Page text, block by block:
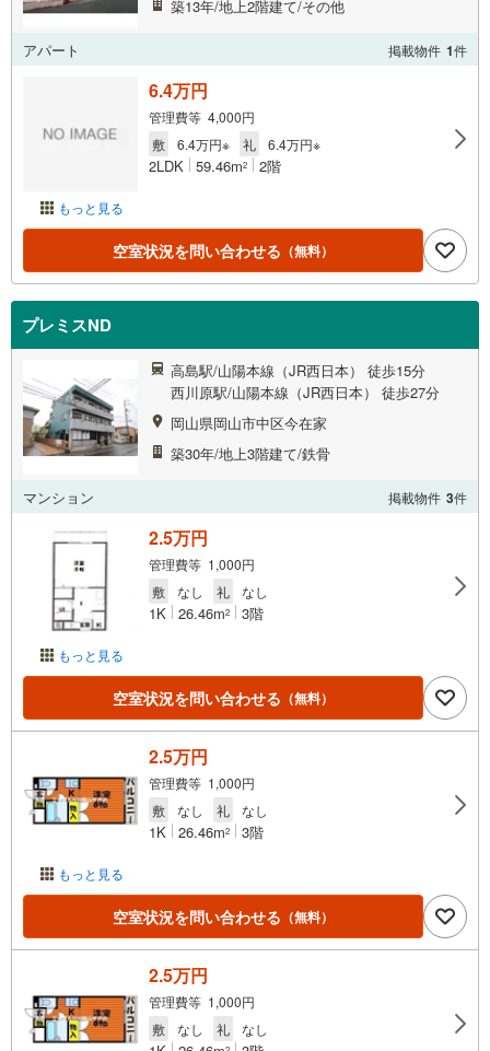
築13年/地上2階建て/その他
アパート 掲載物件 1件
もっと見る
6.4万円
管理費等 4,000円
敷
6.4万円※ 礼 6.4万円※
2LDK 59.46m2 2階
空室状況を問い合わせる （無料）
プレミスND
高島駅/山陽本線（JR西日本） 徒歩15分
西川原駅/山陽本線（JR西日本） 徒歩27分
岡山県岡山市中区今在家
築30年/地上3階建て/鉄骨
マンション 掲載物件 3件
もっと見る
2.5万円
管理費等 1,000円
敷
なし 礼 なし
1K 26.46m2 3階
空室状況を問い合わせる （無料）
もっと見る
2.5万円
管理費等 1,000円
敷
なし 礼 なし
1K 26.46m2 3階
空室状況を問い合わせる （無料）
2.5万円
管理費等 1,000円
敷
なし 礼 なし